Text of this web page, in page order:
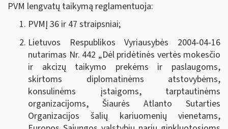
PVM lengvatų taikymą reglamentuoja:
PVMĮ 36 ir 47 straipsniai;
Lietuvos Respublikos Vyriausybės 2004-04-16
nutarimas Nr. 442 „Dėl pridėtinės vertės mokesčio
ir akcizų taikymo prekėms ir paslaugoms,
skirtoms diplomatinėms atstovybėms,
konsulinėms įstaigoms, tarptautinėms
organizacijoms, Šiaurės Atlanto Sutarties
Organizacijos šalių kariuomenių vienetams,